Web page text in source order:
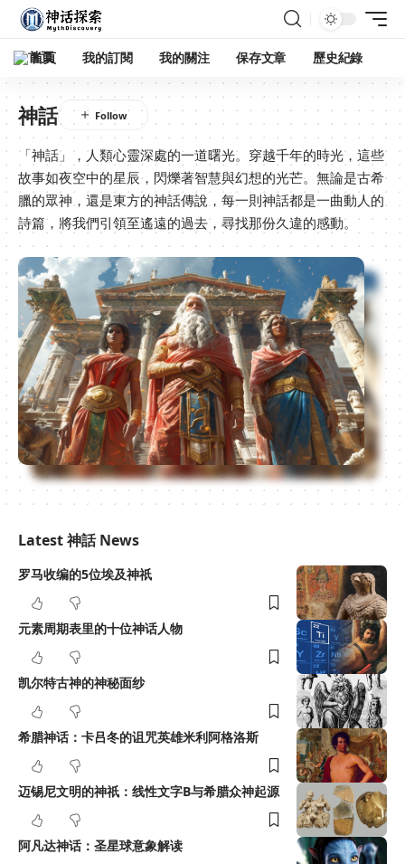
首頁 我的訂閱 我的關注 保存文章 歷史紀錄
神話
「神話」，人類心靈深處的一道曙光。穿越千年的時光，這些
故事如夜空中的星辰，閃爍著智慧與幻想的光芒。無論是古希
臘的眾神，還是東方的神話傳說，每一則神話都是一曲動人的
詩篇，將我們引領至遙遠的過去，尋找那份久違的感動。
Latest 神話 News
罗马收编的5位埃及神祇
元素周期表里的十位神话人物
凯尔特古神的神秘面纱
希腊神话：卡吕冬的诅咒英雄米利阿格洛斯
迈锡尼文明的神祇：线性文字B与希腊众神起源
阿凡达神话：圣星球意象解读